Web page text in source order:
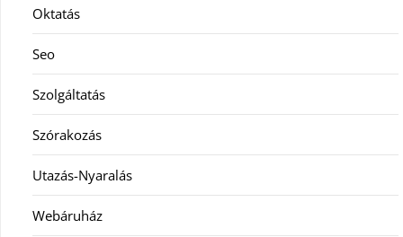
Oktatás
Seo
Szolgáltatás
Szórakozás
Utazás-Nyaralás
Webáruház